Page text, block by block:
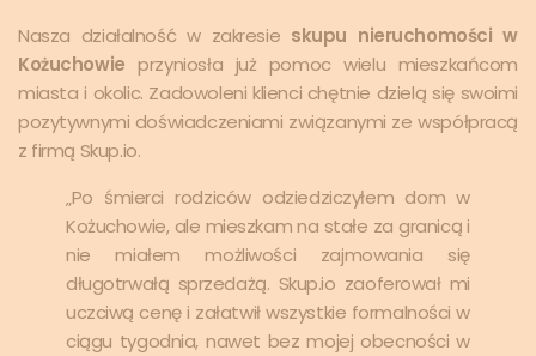
Nasza działalność w zakresie skupu nieruchomości w
Kożuchowie przyniosła już pomoc wielu mieszkańcom
miasta i okolic. Zadowoleni klienci chętnie dzielą się swoimi
pozytywnymi doświadczeniami związanymi ze współpracą
z firmą Skup.io.
„Po śmierci rodziców odziedziczyłem dom w
Kożuchowie, ale mieszkam na stałe za granicą i
nie miałem możliwości zajmowania się
długotrwałą sprzedażą. Skup.io zaoferował mi
uczciwą cenę i załatwił wszystkie formalności w
ciągu tygodnia, nawet bez mojej obecności w